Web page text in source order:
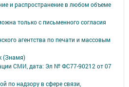
и распространение в любом объеме
только с письменного согласия
агентства по печати и массовым
(Знамя)
СМИ, дата: Эл № ФС77-90212 от 07
по надзору в сфере связи,